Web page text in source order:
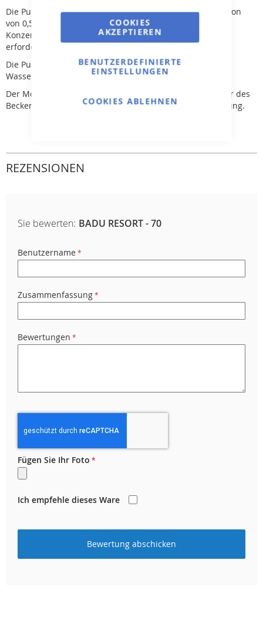
COOKIES
AKZEPTIEREN
BENUTZERDEFINIERTE
EINSTELLUNGEN
COOKIES ABLEHNEN
Die Pumpe kann für Salzwasser mit einer Salzkonzentration
von 0,5 % verwendet werden, d.h. 5 g/l. Bei höherer
Konzentration ist eine Pumpe mit der Bezeichnung „AK“
erforderlich.
Die Pumpe kann höchstens 3 m oberhalb/unterhalb des
Wasserspiegels installiert werden.
Der Motor/die Pumpe hat keinen Kontakt mit dem Wasser des
Beckens und bietet somit vollständige elektrische Isolierung.
REZENSIONEN
Sie bewerten: BADU RESORT - 70
Benutzername
Zusammenfassung
Bewertungen
Fügen Sie Ihr Foto
Ich empfehle dieses Ware
Bewertung abschicken